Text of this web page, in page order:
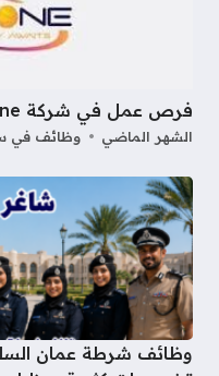
فرص عمل في شركة Funzone بسلطنة عمان
الشهر الماضي وظائف في
وظائف شرطة عمان